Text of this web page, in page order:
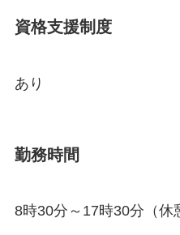
資格支援制度
あり
勤務時間
8時30分～17時30分（休